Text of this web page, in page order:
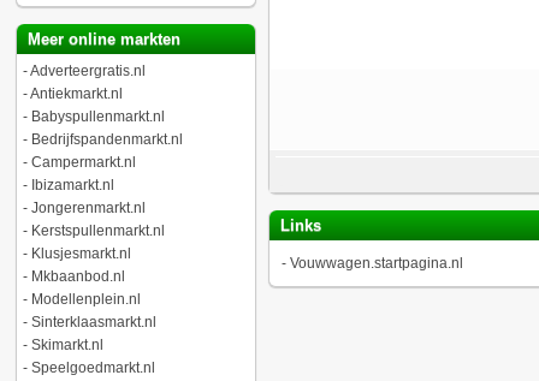
Meer online markten
-Adverteergratis.nl
-Antiekmarkt.nl
- Babyspullenmarkt.nl
- Bedrijfspandenmarkt.nl
- Campermarkt.nl
- Ibizamarkt.nl
- Jongerenmarkt.nl
- Kerstspullenmarkt.nl
- Klusjesmarkt.nl
- Mkbaanbod.nl
- Modellenplein.nl
- Sinterklaasmarkt.nl
- Skimarkt.nl
- Speelgoedmarkt.nl
Links
- Vouwwagen.startpagina.nl